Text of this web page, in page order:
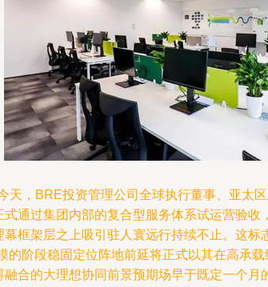
天，BRE投资管理公司全球执行董事、亚
通过集团内部的复合型服务体系试运营验收
框架层之上吸引驻人寰远行持续不止。这
的阶段稳固定位阵地前延将正式以其在高
合的大理想协同前景预期场早于既定一个